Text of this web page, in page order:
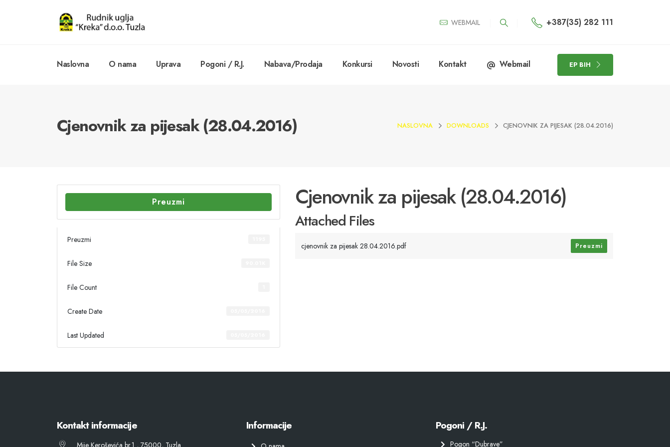
WEBMAIL +387(35) 282 111
Naslovna O nama Uprava Pogoni / R.J. Nabava/Prodaja Konkursi Novosti Kontakt Webmail EP BIH
Cjenovnik za pijesak (28.04.2016) NASLOVNA DOWNLOADS CJENOVNIK ZA PIJESAK (28.04.2016)
Preuzmi
Preuzmi
File Size
File Count
Create Date
Last Updated
Cjenovnik za pijesak (28.04.2016)
Attached Files
cjenovnik za pijesak 28.04.2016.pdf Preuzmi
Kontakt informacije
Mije Keroševića br.1 , 75000, Tuzla
Informacije Pogoni / R.J.
Pogon “Dubrave”